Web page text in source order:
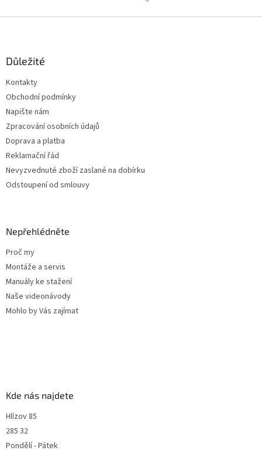
Důležité
Kontakty
Obchodní podmínky
Napište nám
Zpracování osobních údajů
Doprava a platba
Reklamační řád
Nevyzvednuté zboží zaslané na dobírku
Odstoupení od smlouvy
Nepřehlédněte
Proč my
Montáže a servis
Manuály ke stažení
Naše videonávody
Mohlo by Vás zajímat
Kde nás najdete
Hlízov 85
285 32
Pondělí - Pátek